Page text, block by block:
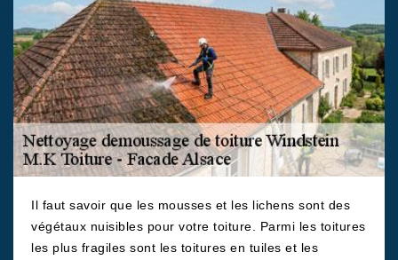
Il faut savoir que les mousses et les lichens sont des
végétaux nuisibles pour votre toiture. Parmi les toitures
les plus fragiles sont les toitures en tuiles et les